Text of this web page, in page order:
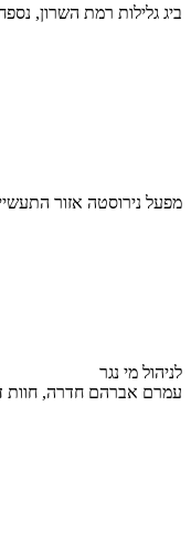
ביג גלילות רמת השרון,
מפעל נירוסטה אזור
לניהול מי נגר
עמרם אברהם חדרה, חוות